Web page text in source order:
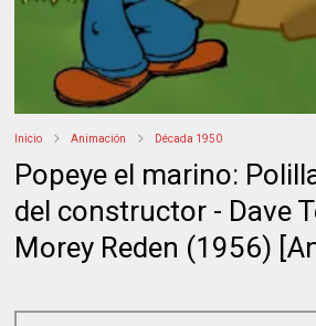
Inicio Animación Década 1950
Popeye el marino:
del constructor - Dave
Morey Reden (1956)